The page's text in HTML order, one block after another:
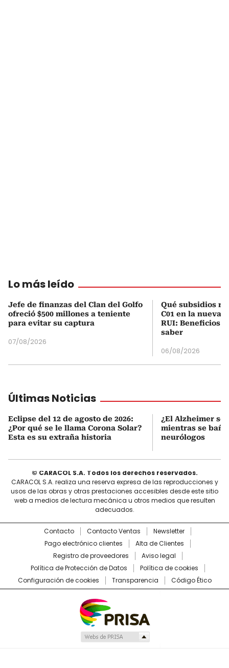
Lo más leído
Jefe de finanzas del Clan del Golfo
ofreció $500 millones a teniente
para evitar su captura
07/08/2026
Qué subsidios
C01 en la nueva
RUI: Beneficios
saber
06/08/2026
Últimas Noticias
Eclipse del 12 de agosto de 2026:
¿Por qué se le llama Corona Solar?
Esta es su extraña historia
¿El Alzheimer
mientras se
neurólogos
© CARACOL S.A. Todos los derechos reservados.
CARACOL S.A. realiza una reserva expresa de las reproducciones y
usos de las obras y otras prestaciones accesibles desde este sitio
web a medios de lectura mecánica u otros medios que resulten
adecuados.
Contacto Contacto Ventas
Newsletter
Pago electrónico clientes
Alta de Clientes
Registro de proveedores
Aviso legal
Política de Protección de Datos
Política de cookies
Configuración de cookies
Transparencia Código Ético